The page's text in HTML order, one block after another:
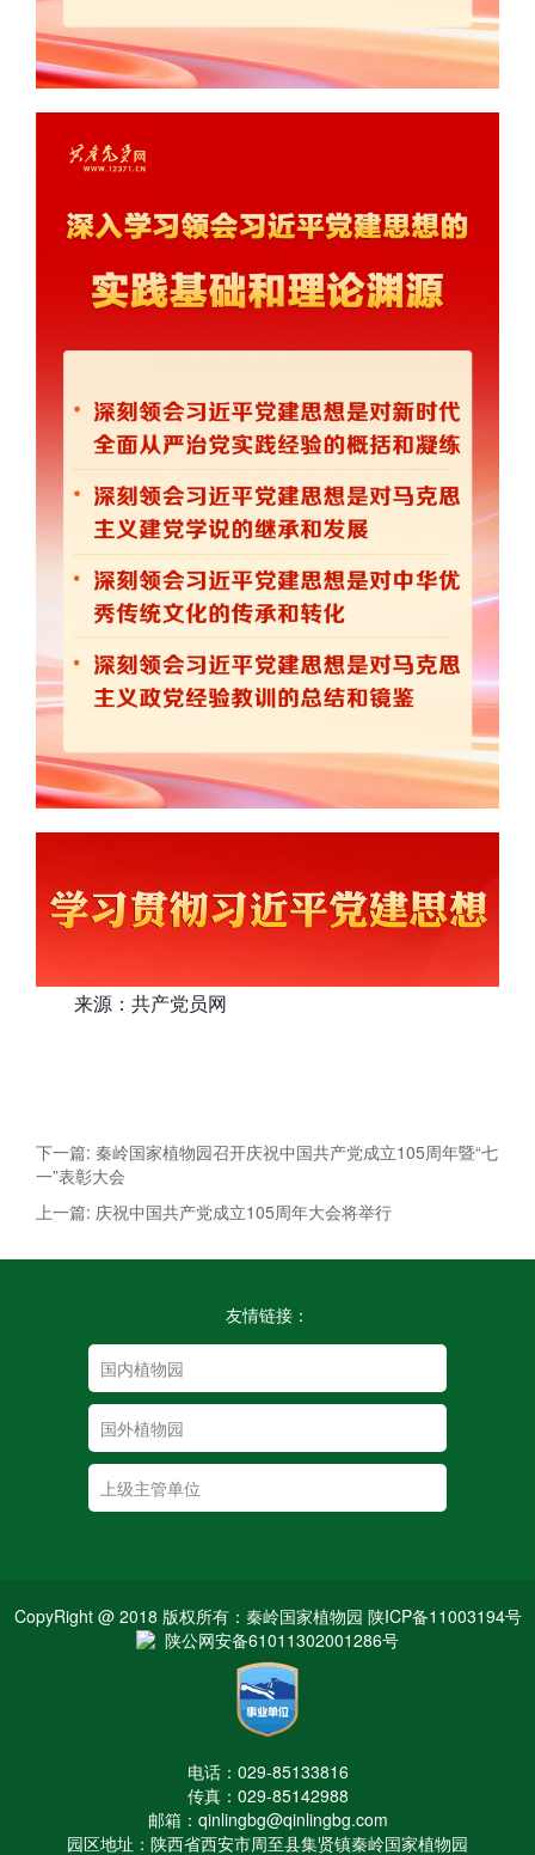
来源：共产党员网
下一篇: 秦岭国家植物园召开庆祝中国共产党成立105周年暨“七
一”表彰大会
上一篇: 庆祝中国共产党成立105周年大会将举行
友情链接：
CopyRight @ 2018 版权所有：秦岭国家植物园 陕ICP备11003194号
陕公网安备61011302001286号
电话：029-85133816
传真：029-85142988
邮箱：qinlingbg@qinlingbg.com
园区地址：陕西省西安市周至县集贤镇秦岭国家植物园